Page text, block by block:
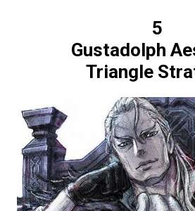
5
Gustadolph
Triangle